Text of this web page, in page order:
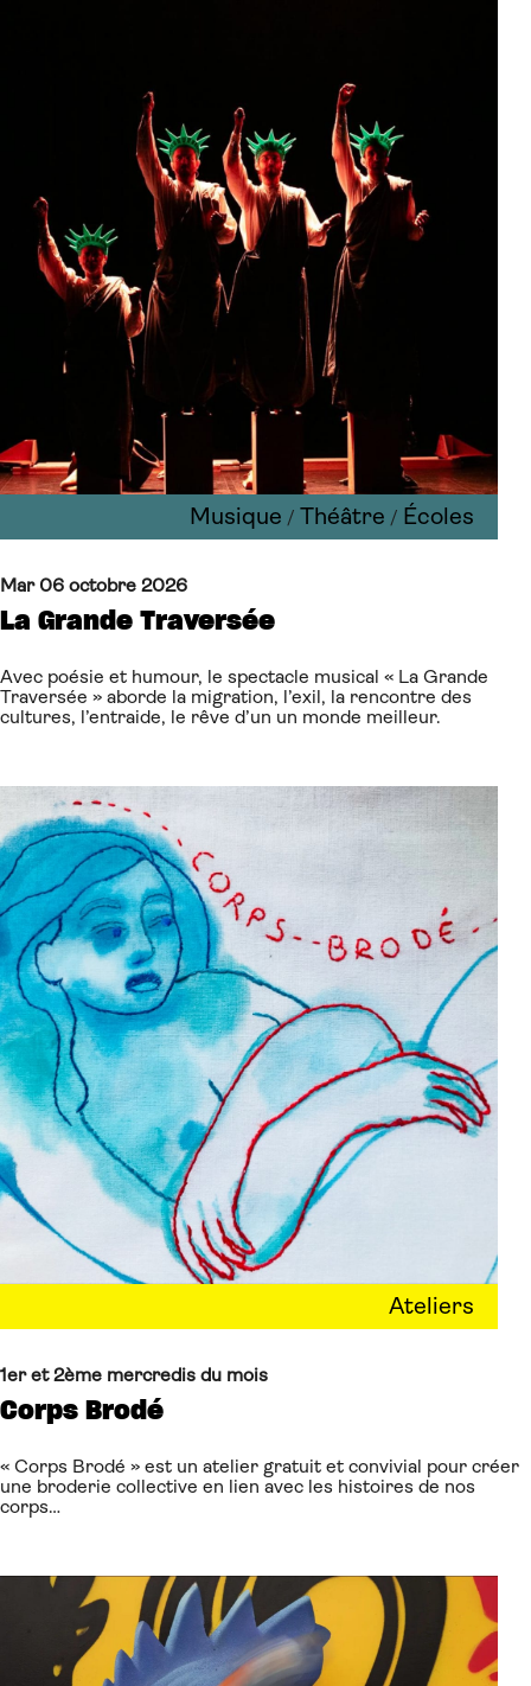
Musique / Théâtre / Écoles
Mar 06 octobre 2026
La Grande Traversée
Avec poésie et humour, le spectacle musical « La Grande
Traversée » aborde la migration, l’exil, la rencontre des
cultures, l’entraide, le rêve d’un un monde meilleur.
Ateliers
1er et 2ème mercredis du mois
Corps Brodé
« Corps Brodé » est un atelier gratuit et convivial pour créer
une broderie collective en lien avec les histoires de nos
corps…